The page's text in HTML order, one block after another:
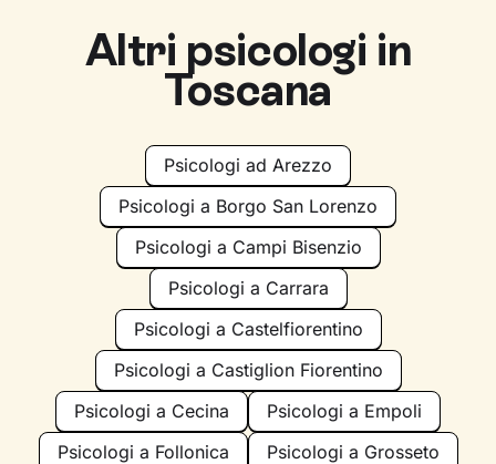
Altri psicologi in
Toscana
Psicologi ad Arezzo
Psicologi a Borgo San Lorenzo
Psicologi a Campi Bisenzio
Psicologi a Carrara
Psicologi a Castelfiorentino
Psicologi a Castiglion Fiorentino
Psicologi a Cecina
Psicologi a Empoli
Psicologi a Follonica
Psicologi a Grosseto